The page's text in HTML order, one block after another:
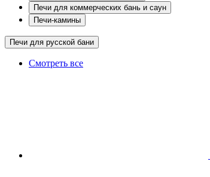
Печи для коммерческих бань и саун
Печи-камины
Печи для русской бани
Смотреть все